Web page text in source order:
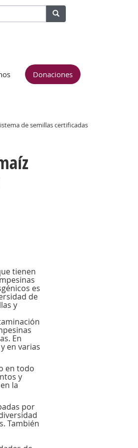
Donaciones
de semillas certificadas
tienen
es
de
y
En
en varias
en todo
y
la
por
También